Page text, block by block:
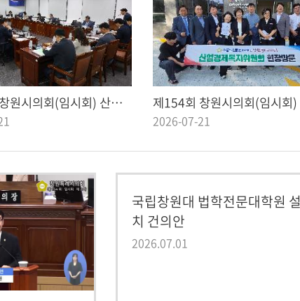
제154회 창원시의회(임시회) 산업경제복지위원회 제2차 회의
2026-07-21
국립창원대 법학전문대학원 설
치 건의안
2026.07.01